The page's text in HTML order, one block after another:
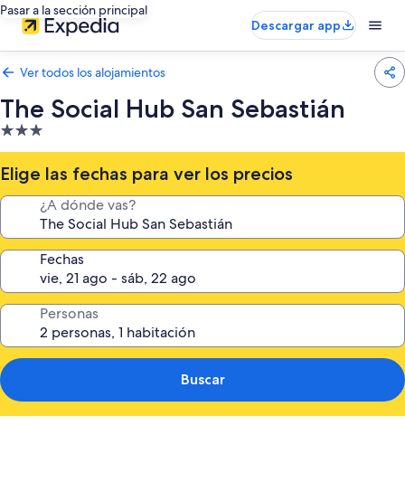
Pasar a la sección principal
Descargar app
Ver todos los alojamientos
The Social Hub San Sebastián
Alojamiento
de
3.0 estrellas
Elige las fechas para ver los precios
¿A dónde vas?
Fechas
Personas
Buscar